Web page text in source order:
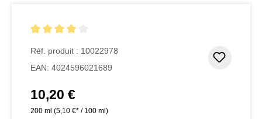
Réf. produit : 10022978
EAN: 4024596021689
Prix régulier :
10,20 €
200 ml (5,10 €* / 100 ml)